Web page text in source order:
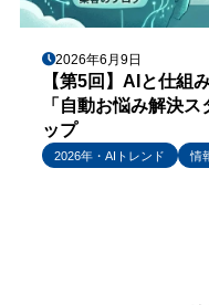
2026年6月9日
【第5回】AIと仕組
「自動お悩み解決
ップ
2026年・AIトレンド
情